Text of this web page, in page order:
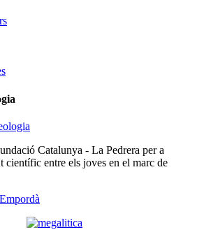
Catalunya - La Pedrera per a
científic entre els joves en el marc de